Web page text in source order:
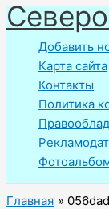
Перейти
к
содержимому
Добавить
Карта сайта
Контакты
Политика
Главная